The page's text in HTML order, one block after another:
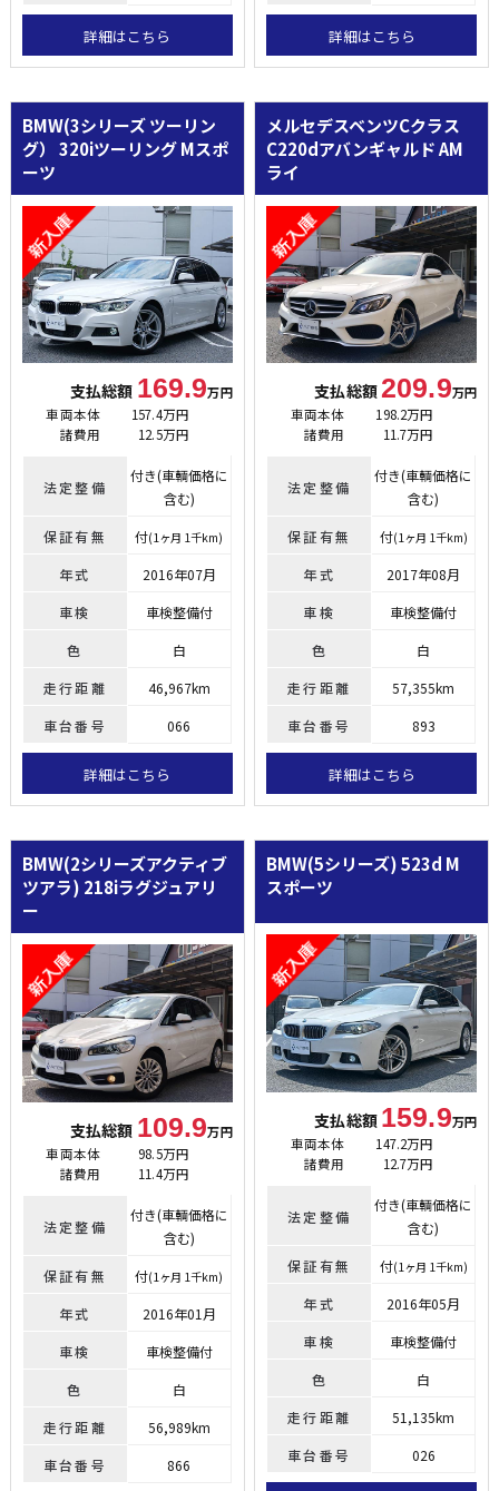
詳細はこちら 詳細はこちら
BMW(3シリーズ ツーリン
グ） 320iツーリング Mスポ
ーツ
支払総額 169.9万円
車両本体
157.4万円
諸費用
12.5万円
法定整備
付き(車輌価格に
含む)
保証有無
付(1ヶ月 1千km)
年式
2016年07月
車検
車検整備付
色
白
走行距離
46,967km
車台番号
066
詳細はこちら
メルセデスベンツCクラス
C220dアバンギャルド AM
ライ
支払総額209.9万円
車両本体
198.2万円
諸費用
11.7万円
法定整備
付き(車輌価格に
含む)
保証有無
付(1ヶ月 1千km)
年式
2017年08月
車検
車検整備付
色
白
走行距離
57,355km
車台番号
893
詳細はこちら
BMW(2シリーズアクティブ
ツアラ) 218iラグジュアリ
ー
支払総額 109.9万円
車両本体
98.5万円
諸費用
11.4万円
法定整備
付き(車輌価格に
含む)
保証有無
付(1ヶ月 1千km)
年式
2016年01月
車検
車検整備付
色
白
走行距離
56,989km
車台番号
866
BMW(5シリーズ)523d M
スポーツ
支払総額 159.9万円
車両本体
147.2万円
諸費用
12.7万円
法定整備
付き(車輌価格に
含む)
保証有無
付(1ヶ月 1千km)
年式
2016年05月
車検
車検整備付
色
白
走行距離
51,135km
車台番号
026